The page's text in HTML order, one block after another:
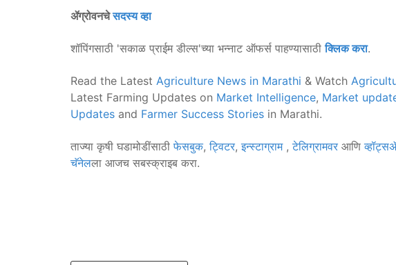
ॲग्रोवनचेसदस्य व्हा
शॉपिंगसाठी 'सकाळ प्राईम डील्स'च्या भन्नाट ऑफर्स पाहण्यासाठीक्लिक करा.
Read the Latest Agriculture News in Marathi & Watch
Latest Farming Updates on Market Intelligence, Market
Updates and Farmer Success Stories in Marathi.
ताज्या कृषी घडामोडींसाठीफेसबुक,ट्विटर,इन्स्टाग्राम ,टेलिग्रामवर आणि
चॅनेलला आजच सबस्क्राइब करा.